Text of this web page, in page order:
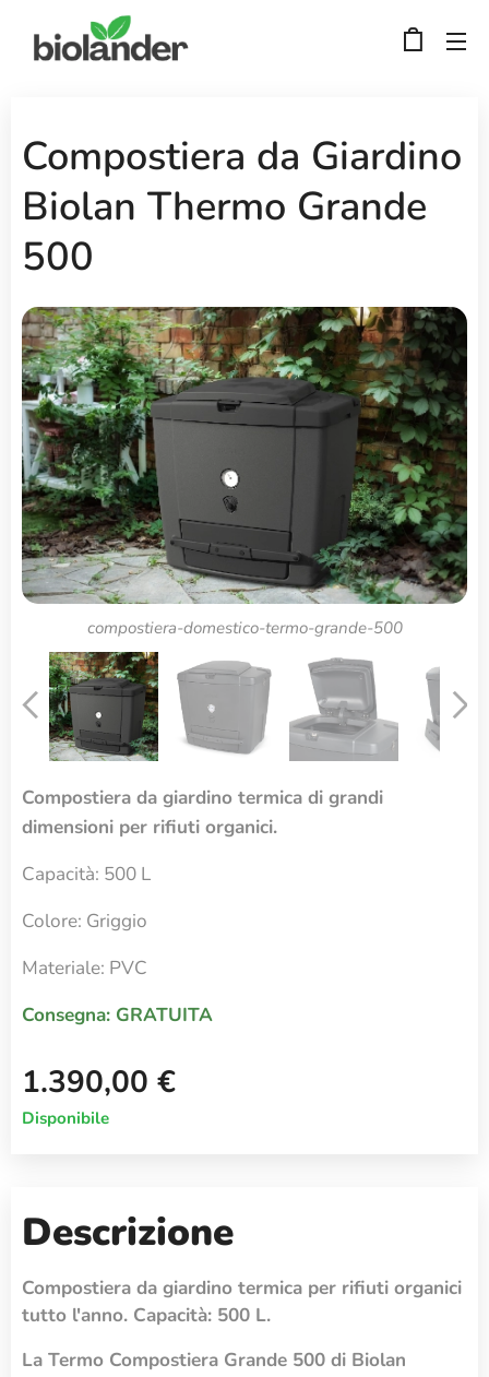
Compostiera da Giardino
Biolan Thermo Grande
500
compostiera-domestico-termo-grande-500
Compostiera da Giardino Biolan Thermo Grande 500
Compostiera da Giardino Biolan Thermo Grande 500
Compostiera da Giardino Biolan Thermo Grande 500
Compostiera da giardino termica di grandi
dimensioni per rifiuti organici.
Capacità: 500 L
Colore: Griggio
Materiale: PVC
Consegna: GRATUITA
1.390,00 €
Disponibile
Descrizione
Compostiera da giardino termica per rifiuti organici
tutto l'anno. Capacità: 500 L.
La Termo Compostiera Grande 500 di Biolan